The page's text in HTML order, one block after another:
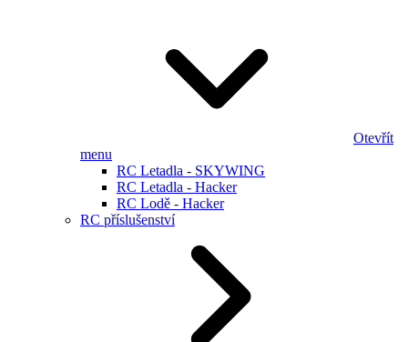
Otevřít
menu
RC Letadla - SKYWING
RC Letadla - Hacker
RC Lodě - Hacker
RC příslušenství